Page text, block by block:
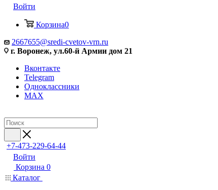
Войти
Корзина0
2667655@sredi-cvetov-vrn.ru
г. Воронеж, ул.60-й Армии дом 21
Вконтакте
Telegram
Одноклассники
MAX
+7-473-229-64-44
Войти
Корзина 0
Каталог